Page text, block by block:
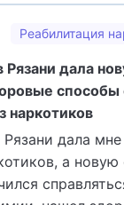
Реабилитация
Рязани дала
способы
наркотиков
дала
а новую